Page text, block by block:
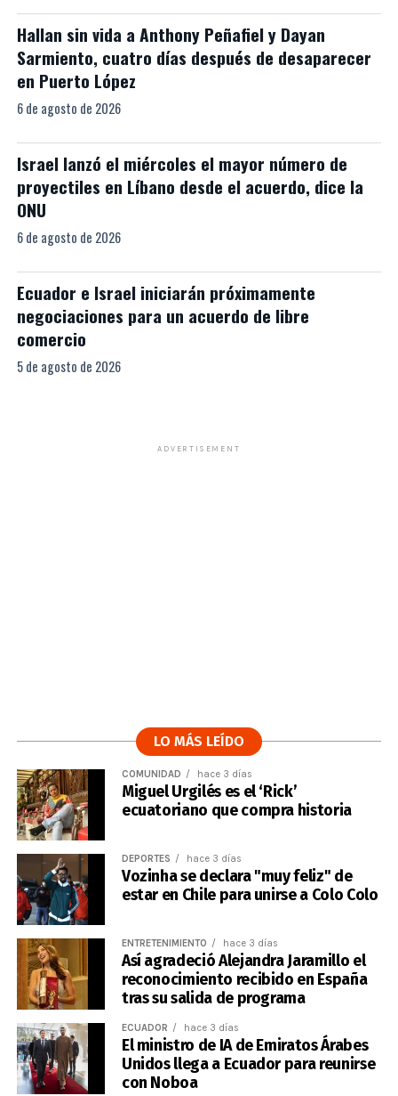
Hallan sin vida a Anthony Peñafiel y Dayan
Sarmiento, cuatro días después de desaparecer
en Puerto López
6 de agosto de 2026
Israel lanzó el miércoles el mayor número de
proyectiles en Líbano desde el acuerdo, dice la
ONU
6 de agosto de 2026
Ecuador e Israel iniciarán próximamente
negociaciones para un acuerdo de libre
comercio
5 de agosto de 2026
ADVERTISEMENT
LO MÁS LEÍDO
COMUNIDAD hace 3 días
Miguel Urgilés es el ‘Rick’
ecuatoriano que compra historia
DEPORTES hace 3 días
Vozinha se declara "muy feliz" de
estar en Chile para unirse a Colo Colo
ENTRETENIMIENTO hace 3 días
Así agradeció Alejandra Jaramillo el
reconocimiento recibido en España
tras su salida de programa
ECUADOR hace 3 días
El ministro de IA de Emiratos Árabes
Unidos llega a Ecuador para reunirse
con Noboa